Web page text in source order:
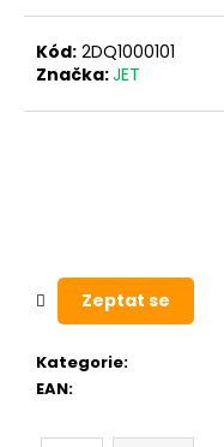
Kód: 2DQ1000101
Značka:JET
Kategorie:
EAN:
Zeptat se